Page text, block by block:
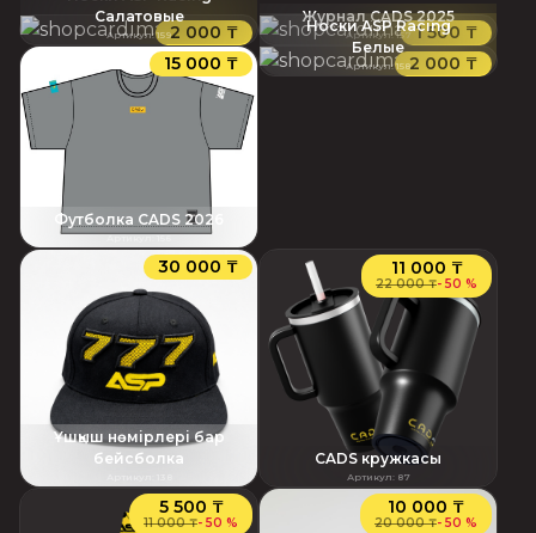
2 000 ₸
Салатовые
Артикул:159 1 500 ₸
Журнал CADS 2025
Артикул:157
15 000 ₸
Футболка CADS 2026
Артикул:156
2 000 ₸
Носки ASP Racing
Белые
Артикул:158
30 000 ₸
Ұшқыш нөмірлері бар
бейсболка
11 000 ₸
22 000 ₸- 50 %
CADS кружкасы
Артикул: 87
5 500 ₸
11 000 ₸- 50 %
10 000 ₸
20 000 ₸- 50 %